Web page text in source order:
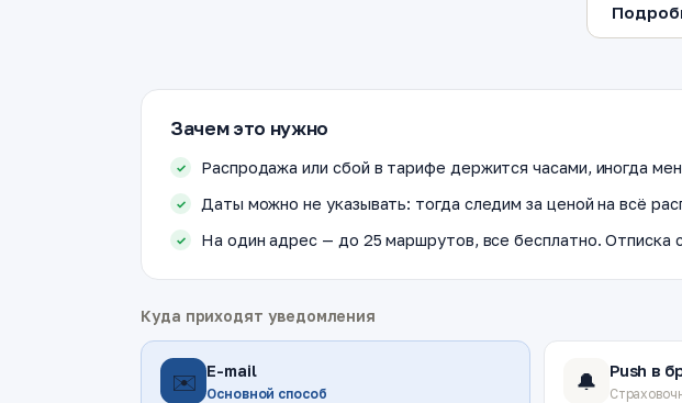
Зачем это нужно
Распродажа или сбой в тарифе держится часами, иногда
Даты можно не указывать: тогда следим за ценой на всё
На один адрес — до 25 маршрутов, все бесплатно. Отписка
Куда приходят уведомления
✉️ E-mail
Основной способ 🔔 Push в